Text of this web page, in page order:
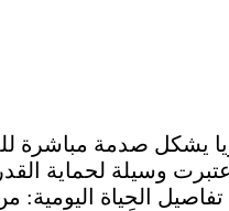
يشكل صدمة مباشرة
وسيلة لحماية
الحياة اليومية: من